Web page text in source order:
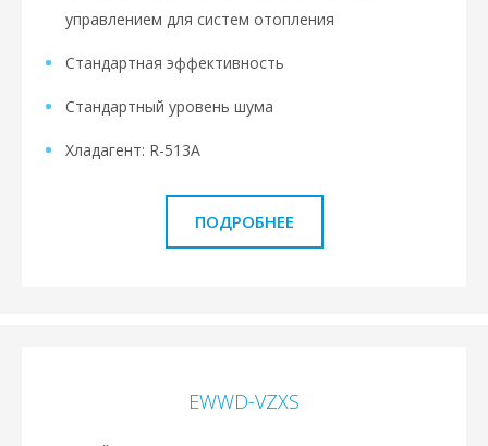
управлением для систем отопления
Стандартная эффективность
Стандартный уровень шума
Хладагент: R-513A
ПОДРОБНЕЕ
EWWD-VZXS